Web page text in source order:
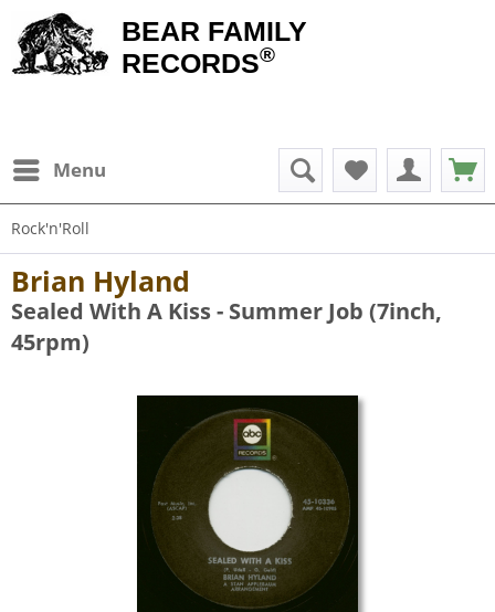
BEAR FAMILY
RECORDS®
Menu
Rock'n'Roll
Brian Hyland
Sealed With A Kiss - Summer Job (7inch,
45rpm)